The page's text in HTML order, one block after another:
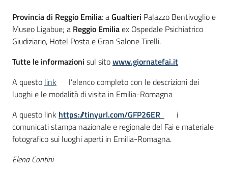
Provincia di Reggio Emilia: aGualtieri Palazzo Bentivoglio e
Museo Ligabue; a Reggio Emiliaex Ospedale Psichiatrico
Giudiziario, Hotel Posta e Gran Salone Tirelli.
Tutte le informazioni sul sitowww.giornatefai.it
A questo link
l’elenco completo con le descrizioni dei
luoghi e le modalità di visita in Emilia-Romagna
A questo link https://tinyurl.com/GFP26ER
i
comunicati stampa nazionale e regionale del Fai e materiale
fotografico sui luoghi aperti in Emilia-Romagna.
Elena Contini